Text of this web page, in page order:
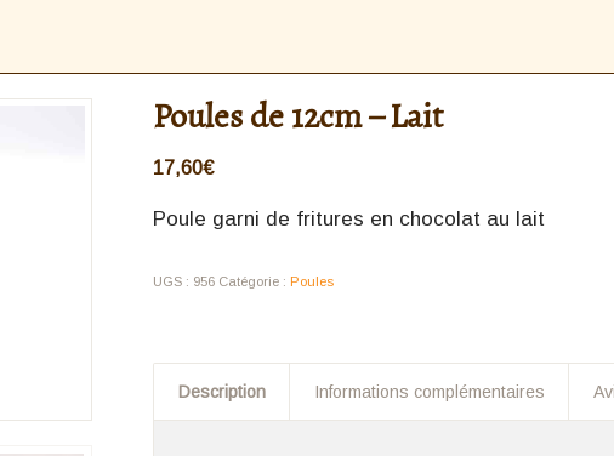
Poules de 12cm – Lait
17,60€
Poule garni de fritures en chocolat au lait
UGS : 956 Catégorie : Poules
Description Informations complémentaires